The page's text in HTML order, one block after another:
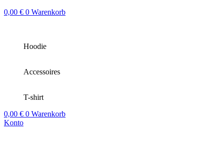
0,00 € 0 Warenkorb
Hoodie
Accessoires
T-shirt
0,00 € 0 Warenkorb
Konto